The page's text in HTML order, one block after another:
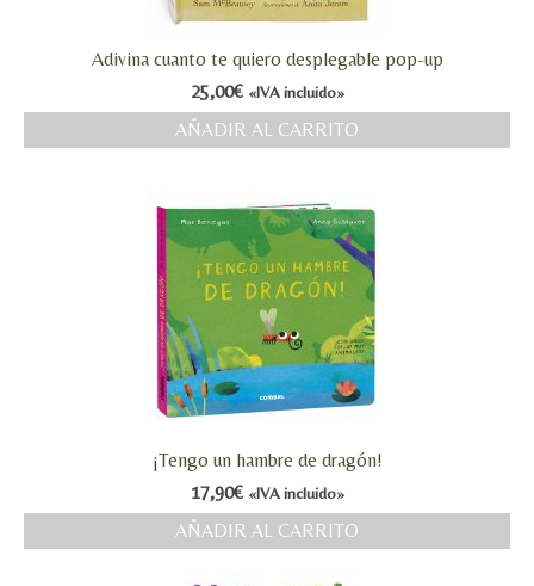
Adivina cuanto te quiero desplegable pop-up
25,00€ «IVA incluido»
AÑADIR AL CARRITO
¡Tengo un hambre de dragón!
17,90€ «IVA incluido»
AÑADIR AL CARRITO